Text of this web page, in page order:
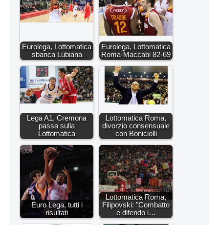
Eurolega, Lottomatica
sbanca Lubiana
Eurolega, Lottomatica
Roma-Maccabi 82-69
Lega A1, Cremona
passa sulla
Lottomatica
Lottomatica Roma,
divorzio consensuale
con Boniciolli
Euro Lega, tutti i
risultati
Lottomatica Roma,
Filipovski: "Combatto
e difendo i…